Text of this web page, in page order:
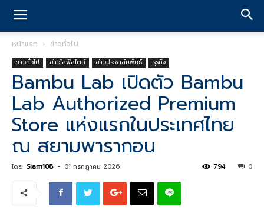
หน้าแรก ข่าวทั่วไป
ข่าวทั่วไป ข่าวไลฟ์สไตล์ ข่าวประชาสัมพันธ์ ธุรกิจ
Bambu Lab เปิดตัว Bambu
Lab Authorized Premium
Store แห่งแรกในประเทศไทย
ณ สยามพารากอน
โดย Siam108 - 01 กรกฎาคม 2026 0
794